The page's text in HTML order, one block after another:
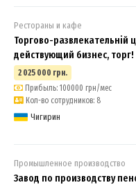
Рестораны и кафе
Торгово-развлекательній
действующий бизнес, торг!
2 025 000 грн.
Прибыль: 100000 грн/мес
Кол-во сотрудников: 8
Чигирин
Промышленное производство
Завод по производству